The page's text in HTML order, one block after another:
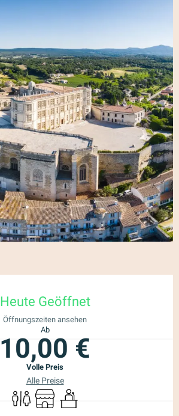
Heute Geöffnet
Öffnungszeiten ansehen
Ab
10,00 €
Volle Preis
Alle Preise
ToilettenShop Seminare